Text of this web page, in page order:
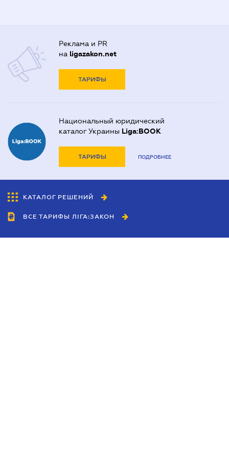
Реклама и PR
на ligazakon.net
ТАРИФЫ
Национальный юридический
каталог Украины Liga:BOOK
ТАРИФЫ ПОДРОБНЕЕ
КАТАЛОГ РЕШЕНИЙ
ВСЕ ТАРИФЫ ЛІГА:ЗАКОН